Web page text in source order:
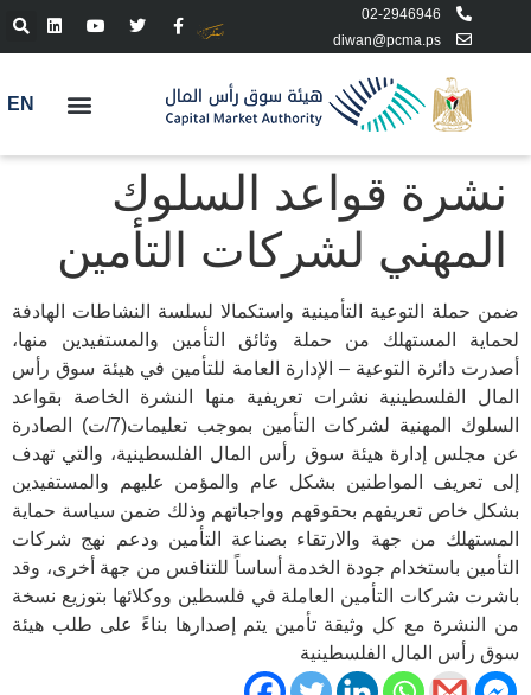
02-2946946
diwan@pcma.ps
EN
نشرة قواعد السلوك
المهني لشركات التأمين
ضمن حملة التوعية التأمينية واستكمالا لسلسة النشاطات الهادفة
لحماية المستهلك من حملة وثائق التأمين والمستفيدين منها،
أصدرت دائرة التوعية – الإدارة العامة للتأمين في هيئة سوق رأس
المال الفلسطينية نشرات تعريفية منها النشرة الخاصة بقواعد
السلوك المهنية لشركات التأمين بموجب تعليمات(7/ت) الصادرة
عن مجلس إدارة هيئة سوق رأس المال الفلسطينية، والتي تهدف
إلى تعريف المواطنين بشكل عام والمؤمن عليهم والمستفيدين
بشكل خاص تعريفهم بحقوقهم وواجباتهم وذلك ضمن سياسة حماية
المستهلك من جهة والارتقاء بصناعة التأمين ودعم نهج شركات
التأمين باستخدام جودة الخدمة أساساً للتنافس من جهة أخرى، وقد
باشرت شركات التأمين العاملة في فلسطين ووكلائها بتوزيع نسخة
من النشرة مع كل وثيقة تأمين يتم إصدارها بناءً على طلب هيئة
سوق رأس المال الفلسطينية​